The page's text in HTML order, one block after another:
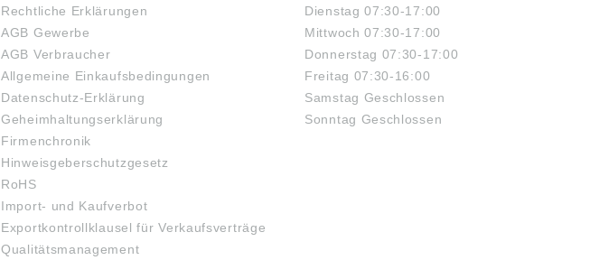
Rechtliche Erklärungen
AGB Gewerbe
AGB Verbraucher
Allgemeine Einkaufsbedingungen
Datenschutz-Erklärung
Geheimhaltungserklärung
Firmenchronik
Hinweisgeberschutzgesetz
RoHS
Import- und Kaufverbot
Exportkontrollklausel für Verkaufsverträge
Qualitätsmanagement
Dienstag 07:30-17:00
Mittwoch 07:30-17:00
Donnerstag 07:30-17:00
Freitag 07:30-16:00
Samstag Geschlossen
Sonntag Geschlossen